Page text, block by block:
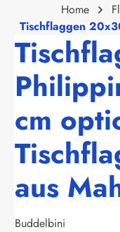
Home
Tischflaggen
cm
aus
Buddelbini